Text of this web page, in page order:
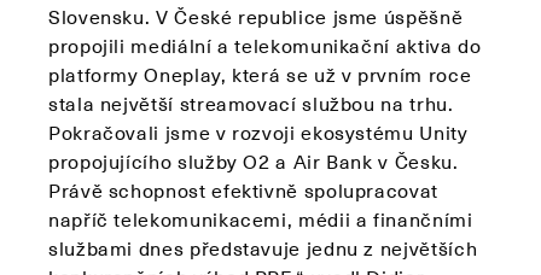
Slovensku. V České republice jsme úspěšně
propojili mediální a telekomunikační aktiva do
platformy Oneplay, která se už v prvním roce
stala největší streamovací službou na trhu.
Pokračovali jsme v rozvoji ekosystému Unity
propojujícího služby O2 a Air Bank v Česku.
Právě schopnost efektivně spolupracovat
napříč telekomunikacemi, médii a finančními
službami dnes představuje jednu z největších